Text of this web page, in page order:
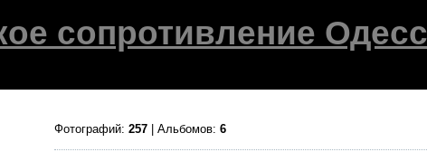
сопротивление
Фотографий: 257| Альбомов: 6